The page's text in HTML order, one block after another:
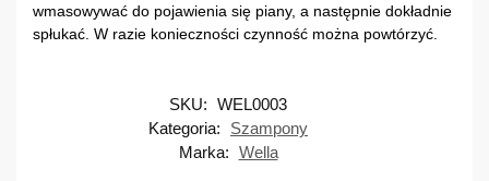
wmasowywać do pojawienia się piany, a następnie dokładnie
spłukać. W razie konieczności czynność można powtórzyć.
SKU: WEL0003
Kategoria:
Szampony
Marka: Wella